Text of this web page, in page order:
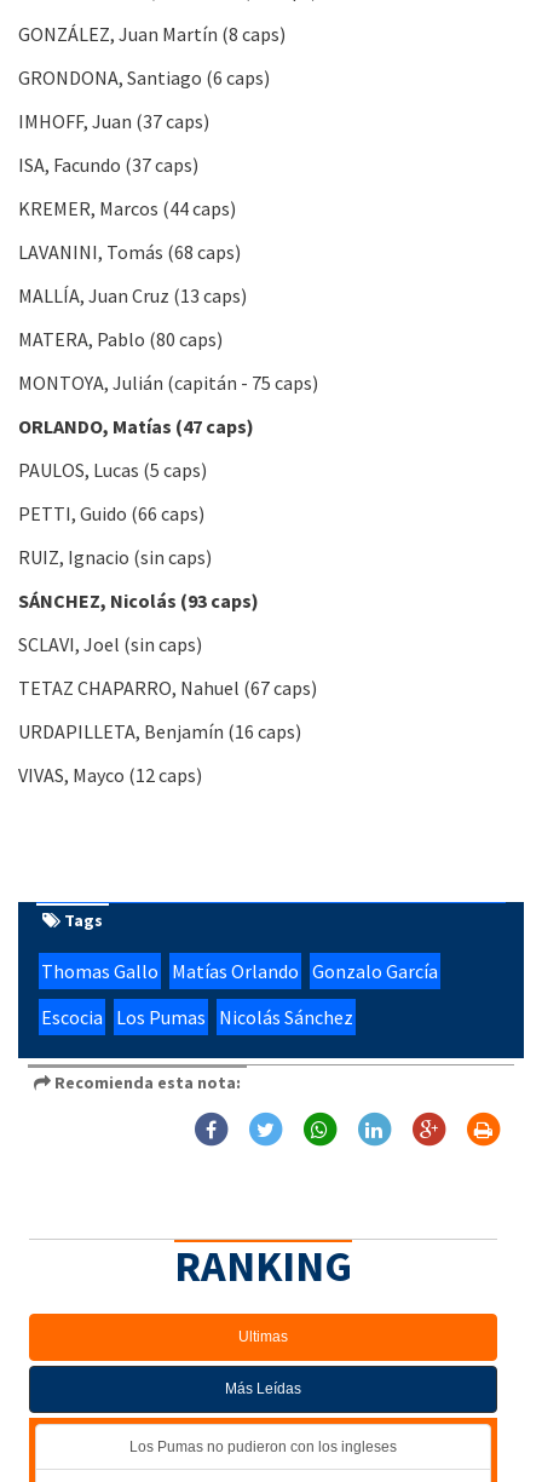
GONZÁLEZ, Juan Martín (8 caps)
GRONDONA, Santiago (6 caps)
IMHOFF, Juan (37 caps)
ISA, Facundo (37 caps)
KREMER, Marcos (44 caps)
LAVANINI, Tomás (68 caps)
MALLÍA, Juan Cruz (13 caps)
MATERA, Pablo (80 caps)
MONTOYA, Julián (capitán - 75 caps)
ORLANDO, Matías (47 caps)
PAULOS, Lucas (5 caps)
PETTI, Guido (66 caps)
RUIZ, Ignacio (sin caps)
SÁNCHEZ, Nicolás (93 caps)
SCLAVI, Joel (sin caps)
TETAZ CHAPARRO, Nahuel (67 caps)
URDAPILLETA, Benjamín (16 caps)
VIVAS, Mayco (12 caps)
Tags
Thomas Gallo Matías Orlando Gonzalo García
Escocia
Los Pumas Nicolás Sánchez
Recomienda esta nota:
RANKING
Ultimas
Más Leídas
Los Pumas no pudieron con los ingleses